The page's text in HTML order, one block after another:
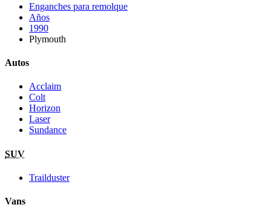
Enganches para remolque
Años
1990
Plymouth
Autos
Acclaim
Colt
Horizon
Laser
Sundance
SUV
Trailduster
Vans